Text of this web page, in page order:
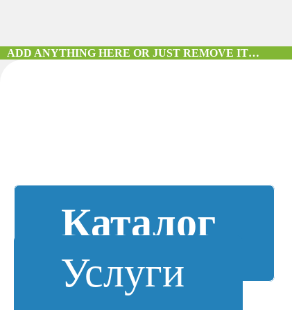
ADD ANYTHING HERE OR JUST REMOVE IT…
Каталог
Услуги